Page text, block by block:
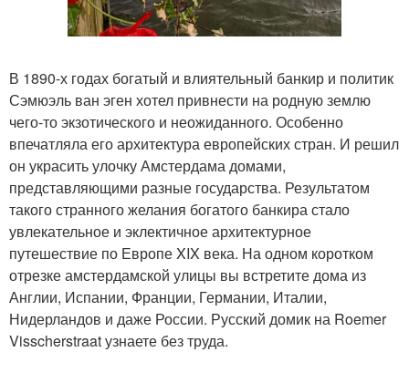
В 1890-х годах богатый и влиятельный банкир и политик
Сэмюэль ван эген хотел привнести на родную землю
чего-то экзотического и неожиданного. Особенно
впечатляла его архитектура европейских стран. И решил
он украсить улочку Амстердама домами,
представляющими разные государства. Результатом
такого странного желания богатого банкира стало
увлекательное и эклектичное архитектурное
путешествие по Европе XIX века. На одном коротком
отрезке амстердамской улицы вы встретите дома из
Англии, Испании, Франции, Германии, Италии,
Нидерландов и даже России. Русский домик на Roemer
Visscherstraat узнаете без труда.